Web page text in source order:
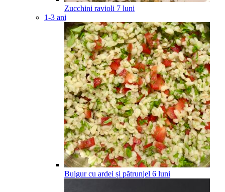
Zucchini ravioli 7 luni
1-3 ani
Bulgur cu ardei și pătrunjel 6 luni